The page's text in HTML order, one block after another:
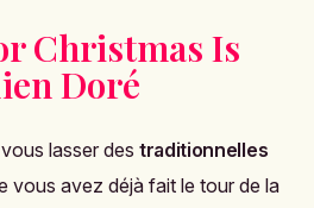
Christmas Is
Doré
lasser des traditionnelles
vous avez déjà fait le tour de la